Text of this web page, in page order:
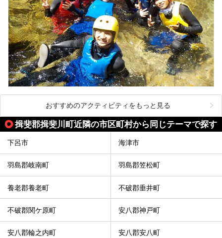
おすすめのアクティビティをもっと見る
揖斐郡揖斐川町近隣の市区町村から同じテーマで探す
下呂市 海津市
羽島郡岐南町 羽島郡笠松町
養老郡養老町 不破郡垂井町
不破郡関ケ原町 安八郡神戸町
安八郡輪之内町 安八郡安八町